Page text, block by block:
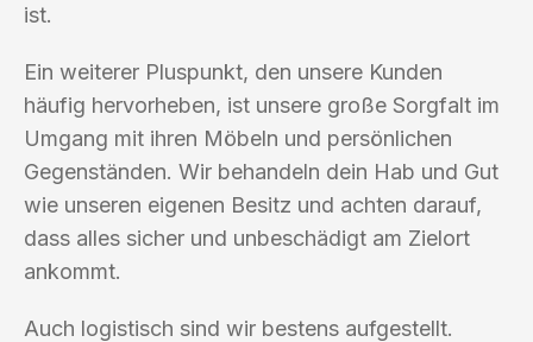
ist.
Ein weiterer Pluspunkt, den unsere Kunden
häufig hervorheben, ist unsere große Sorgfalt im
Umgang mit ihren Möbeln und persönlichen
Gegenständen. Wir behandeln dein Hab und Gut
wie unseren eigenen Besitz und achten darauf,
dass alles sicher und unbeschädigt am Zielort
ankommt.
Auch logistisch sind wir bestens aufgestellt.